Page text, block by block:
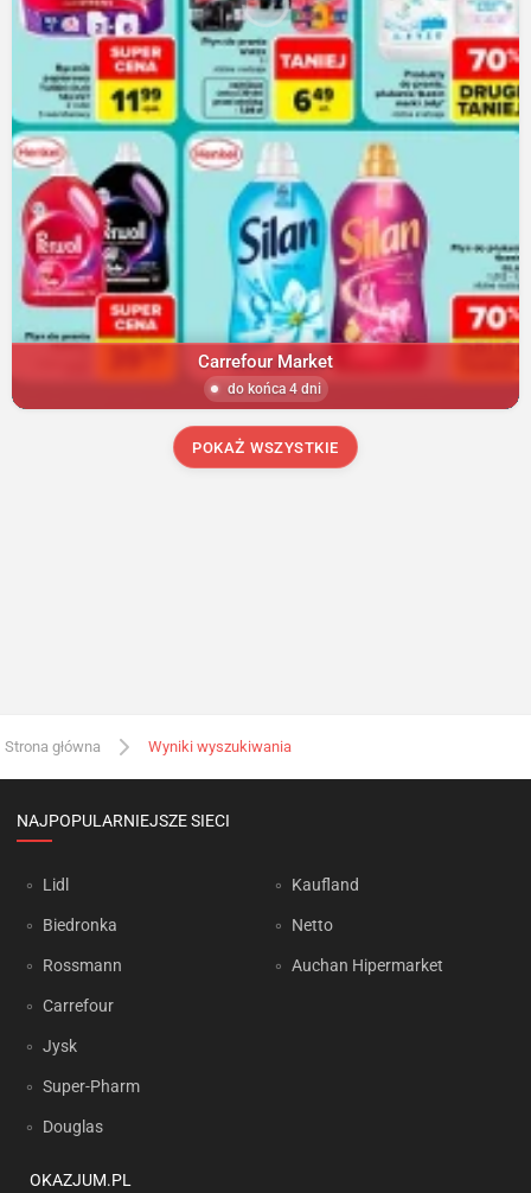
Carrefour Market
do końca 4 dni
POKAŻ WSZYSTKIE
Strona główna Wyniki wyszukiwania
NAJPOPULARNIEJSZE SIECI
Lidl
Biedronka
Rossmann
Carrefour
Jysk
Super-Pharm
Douglas
Kaufland
Netto
Auchan Hipermarket
OKAZJUM.PL